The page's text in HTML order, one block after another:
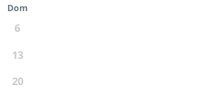
Dom
6
13
20